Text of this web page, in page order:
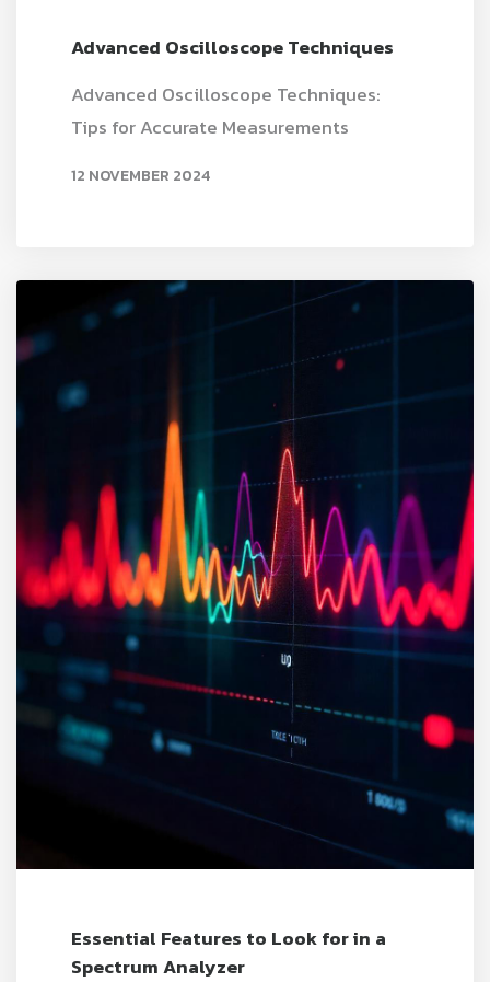
Advanced Oscilloscope Techniques
Advanced Oscilloscope Techniques:
Tips for Accurate Measurements
12 NOVEMBER 2024
Essential Features to Look for in a
Spectrum Analyzer